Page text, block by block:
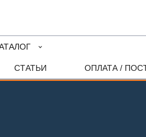
СТАТЬИ ОПЛАТА /